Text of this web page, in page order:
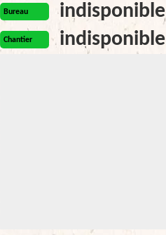
Bureau indisponible
Chantier indisponible